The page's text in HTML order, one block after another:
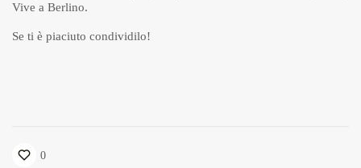
Vive a Berlino.
Se ti è piaciuto condividilo!
0